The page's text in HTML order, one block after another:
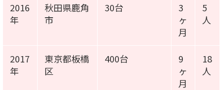
2016
年
秋田県鹿角
市
30台
3
ヶ
月
5
人
2017
年
東京都板橋
区
400台
9
ヶ
月
18
人